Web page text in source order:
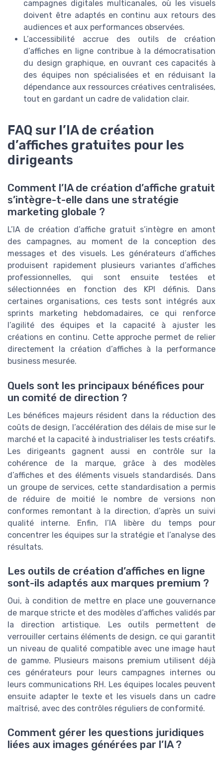
campagnes digitales multicanales, où les visuels
doivent être adaptés en continu aux retours des
audiences et aux performances observées.
L’accessibilité accrue des outils de création
d’affiches en ligne contribue à la démocratisation
du design graphique, en ouvrant ces capacités à
des équipes non spécialisées et en réduisant la
dépendance aux ressources créatives centralisées,
tout en gardant un cadre de validation clair.
FAQ sur l’IA de création
d’affiches gratuites pour les
dirigeants
Comment l’IA de création d’affiche gratuit
s’intègre-t-elle dans une stratégie
marketing globale ?
L’IA de création d’affiche gratuit s’intègre en amont
des campagnes, au moment de la conception des
messages et des visuels. Les générateurs d’affiches
produisent rapidement plusieurs variantes d’affiches
professionnelles, qui sont ensuite testées et
sélectionnées en fonction des KPI définis. Dans
certaines organisations, ces tests sont intégrés aux
sprints marketing hebdomadaires, ce qui renforce
l’agilité des équipes et la capacité à ajuster les
créations en continu. Cette approche permet de relier
directement la création d’affiches à la performance
business mesurée.
Quels sont les principaux bénéfices pour
un comité de direction ?
Les bénéfices majeurs résident dans la réduction des
coûts de design, l’accélération des délais de mise sur le
marché et la capacité à industrialiser les tests créatifs.
Les dirigeants gagnent aussi en contrôle sur la
cohérence de la marque, grâce à des modèles
d’affiches et des éléments visuels standardisés. Dans
un groupe de services, cette standardisation a permis
de réduire de moitié le nombre de versions non
conformes remontant à la direction, d’après un suivi
qualité interne. Enfin, l’IA libère du temps pour
concentrer les équipes sur la stratégie et l’analyse des
résultats.
Les outils de création d’affiches en ligne
sont-ils adaptés aux marques premium ?
Oui, à condition de mettre en place une gouvernance
de marque stricte et des modèles d’affiches validés par
la direction artistique. Les outils permettent de
verrouiller certains éléments de design, ce qui garantit
un niveau de qualité compatible avec une image haut
de gamme. Plusieurs maisons premium utilisent déjà
ces générateurs pour leurs campagnes internes ou
leurs communications RH. Les équipes locales peuvent
ensuite adapter le texte et les visuels dans un cadre
maîtrisé, avec des contrôles réguliers de conformité.
Comment gérer les questions juridiques
liées aux images générées par l’IA ?